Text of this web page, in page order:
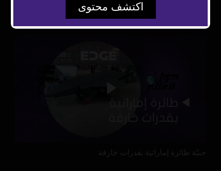
مقاطع مقترحة
جنيّة طائرة إماراتية بقدرات خارقة
اكتشف محتوى